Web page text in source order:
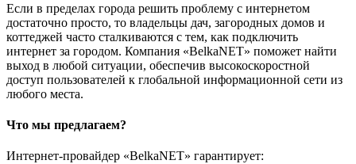
Если в пределах города решить проблему с интернетом
достаточно просто, то владельцы дач, загородных домов и
коттеджей часто сталкиваются с тем, как подключить
интернет за городом. Компания «BelkaNET» поможет найти
выход в любой ситуации, обеспечив высокоскоростной
доступ пользователей к глобальной информационной сети из
любого места.
Что мы предлагаем?
Интернет-провайдер «BelkaNET» гарантирует: